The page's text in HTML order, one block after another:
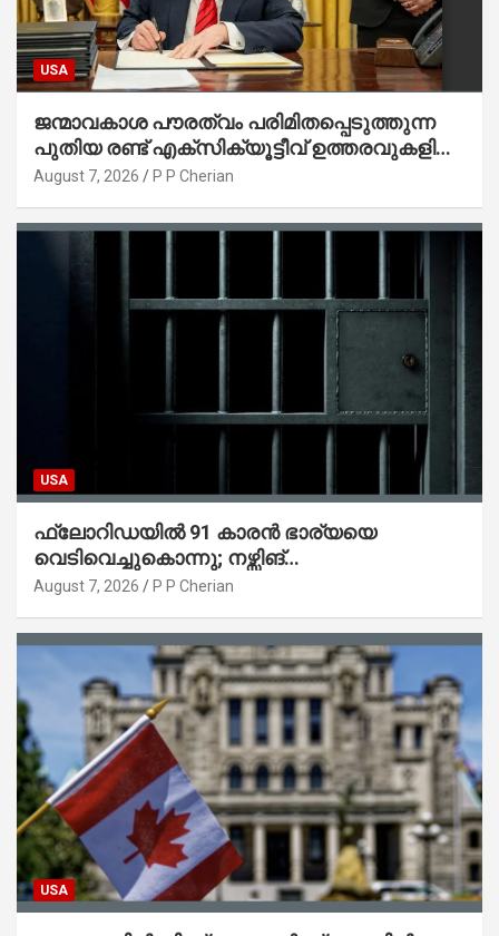
USA
ജന്മാവകാശ പൗരത്വം പരിമിതപ്പെടുത്തുന്ന
പുതിയ രണ്ട് എക്സിക്യൂട്ടീവ് ഉത്തരവുകളിൽ
ട്രംപ് ഒപ്പുവെച്ചു
August 7, 2026 P P Cherian
USA
ഫ്ലോറിഡയിൽ 91 കാരൻ ഭാര്യയെ
വെടിവെച്ചുകൊന്നു; നഴ്സിങ്
ഹോമിലാക്കില്ലെന്ന് നൽകിയ വാഗ്ദാനം
August 7, 2026 P P Cherian
USA